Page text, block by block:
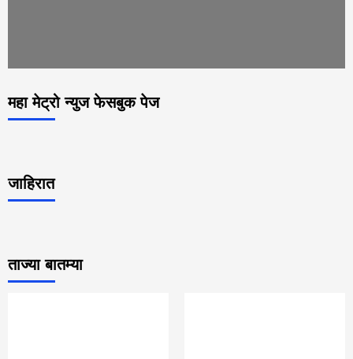
महा मेट्रो न्युज फेसबुक पेज
जाहिरात
ताज्या बातम्या